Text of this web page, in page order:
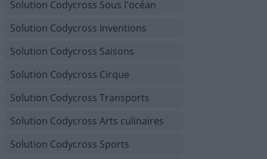
Solution Codycross Sous l'océan
Solution Codycross Inventions
Solution Codycross Saisons
Solution Codycross Cirque
Solution Codycross Transports
Solution Codycross Arts culinaires
Solution Codycross Sports